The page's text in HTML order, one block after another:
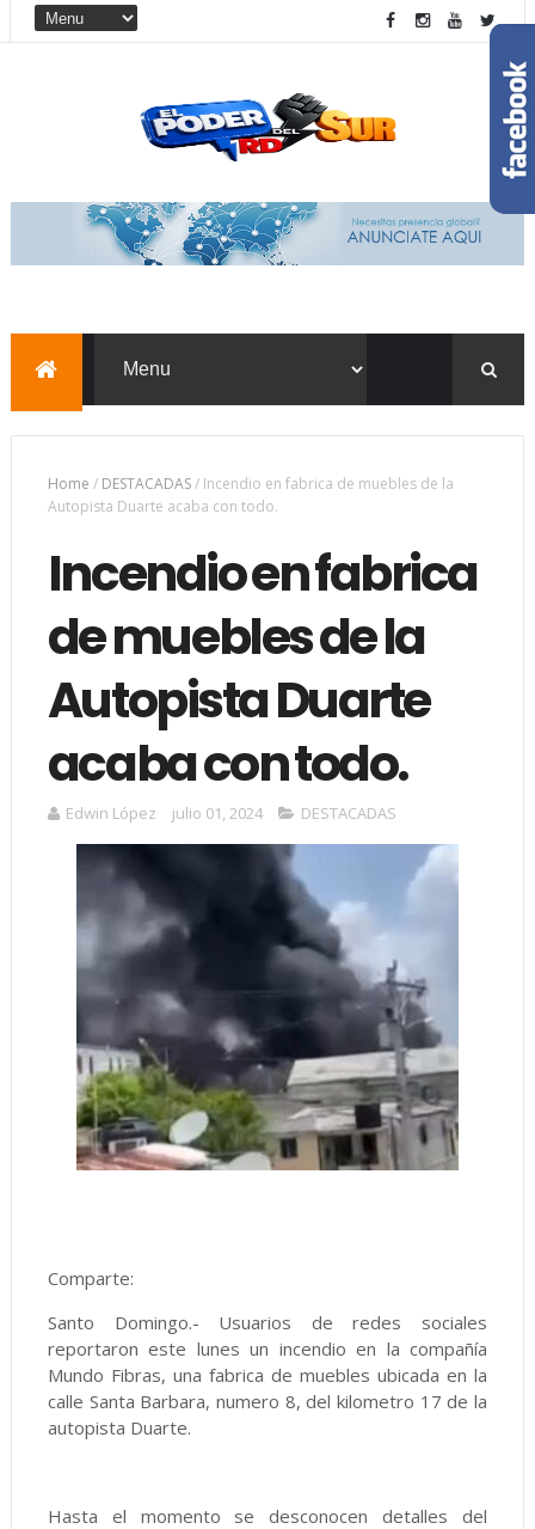
Home / DESTACADAS/ Incendio en fabrica de muebles de la
Autopista Duarte acaba con todo.
Incendio en fabrica
de muebles de la
Autopista Duarte
acaba con todo.
Edwin López julio 01, 2024 DESTACADAS
Comparte:
Santo Domingo.- Usuarios de redes sociales
reportaron este lunes un incendio en la compañía
Mundo Fibras, una fabrica de muebles ubicada en la
calle Santa Barbara, numero 8, del kilometro 17 de la
autopista Duarte.
Hasta el momento se desconocen detalles del